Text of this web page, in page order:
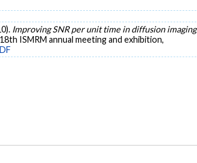
Improving SNR per unit time in diffusion imaging
ISMRM annual meeting and exhibition,